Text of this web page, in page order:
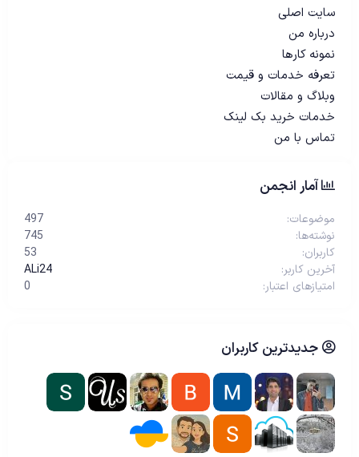
سایت اصلی
درباره من
نمونه کارها
تعرفه خدمات و قیمت
وبلاگ و مقالات
خدمات خرید بک لینک
تماس با من
آمار انجمن
موضوعات
497
نوشته‌ها
745
کاربران
53
آخرین کاربر
ALi24
امتیازهای اعتبار
0
جدیدترین کاربران